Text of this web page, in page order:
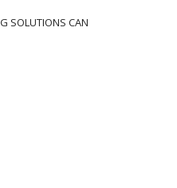
SOLUTIONS CAN